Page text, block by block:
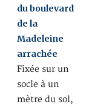
du boulevard
de la
Madeleine
arrachée
Fixée sur un
socle à un
mètre du sol,